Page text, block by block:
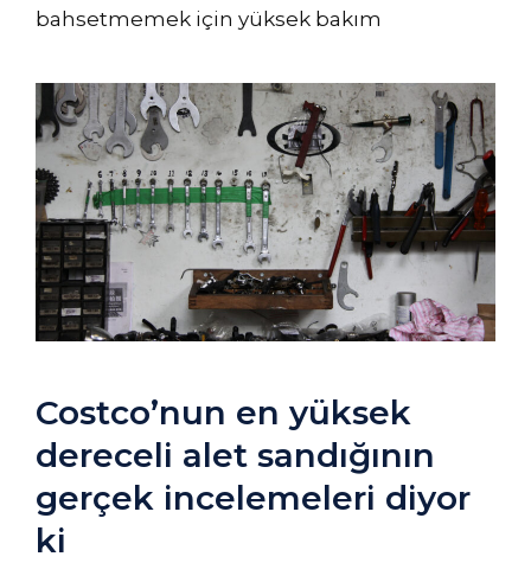
bahsetmemek için yüksek bakım
Costco’nun en yüksek
dereceli alet sandığının
gerçek incelemeleri diyor
ki